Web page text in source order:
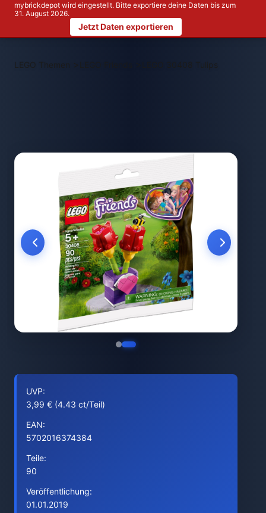
mybrickdepot wird eingestellt. Bitte exportiere deine Daten bis zum
31. August 2026.
Jetzt Daten exportieren
LEGO Themen > LEGO 30408 Tulips
UVP:
3,99 € (4.43 ct/Teil)
EAN:
5702016374384
Teile:
90
Veröffentlichung:
01.01.2019